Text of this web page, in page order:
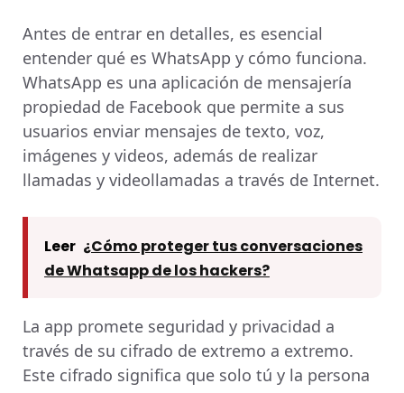
Antes de entrar en detalles, es esencial
entender qué es WhatsApp y cómo funciona.
WhatsApp es una aplicación de mensajería
propiedad de Facebook que permite a sus
usuarios enviar mensajes de texto, voz,
imágenes y videos, además de realizar
llamadas y videollamadas a través de Internet.
Leer ¿Cómo proteger tus conversaciones
de Whatsapp de los hackers?
La app promete seguridad y privacidad a
través de su cifrado de extremo a extremo.
Este cifrado significa que solo tú y la persona